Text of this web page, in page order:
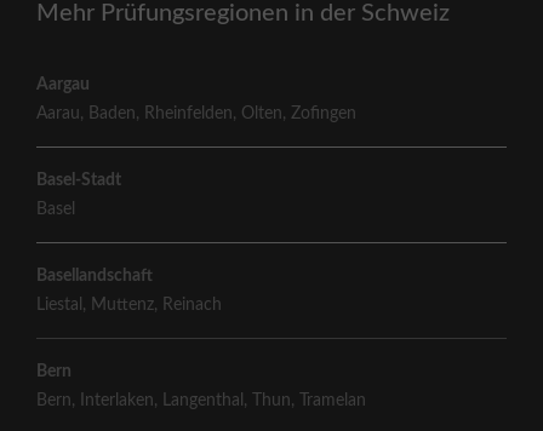
Mehr Prüfungsregionen in der Schweiz
Aargau
Aarau, Baden, Rheinfelden, Olten,Zofingen
Basel-Stadt
Basel
Basellandschaft
Liestal , Muttenz, Reinach
Bern
Bern, Interlaken, Langenthal , Thun, Tramelan